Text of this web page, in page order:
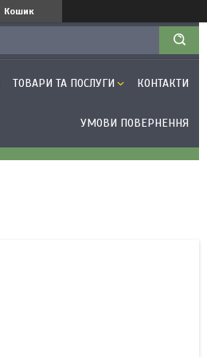
Кошик
ТОВАРИ ТА ПОСЛУГИ КОНТАКТИ
УМОВИ ПОВЕРНЕННЯ